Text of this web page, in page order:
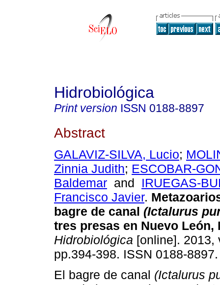
Hidrobiológica
Print version ISSN 0188-8897
Abstract
GALAVIZ-SILVA, Lucio;
Zinnia Judith; ESCOBAR-
Baldemar and IRUEGAS-
Francisco Javier.
bagre de canal (Ictalurus
tres presas en Nuevo León,
Hidrobiológica [online]. 2013,
pp.394-398. ISSN 0188-8897.
El bagre de canal (Ictalurus